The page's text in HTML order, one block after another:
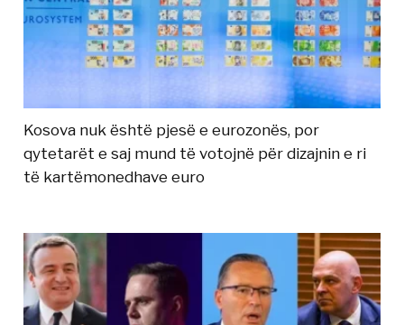
Kosova nuk është pjesë e eurozonës, por
qytetarët e saj mund të votojnë për dizajnin e ri
të kartëmonedhave euro